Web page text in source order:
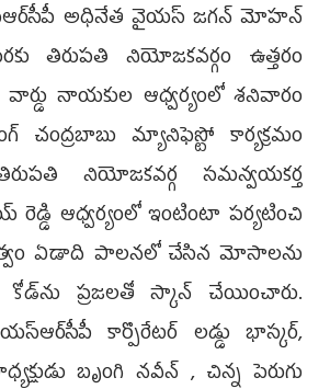
అధినేత వైయ‌స్ జ‌గ‌న్ మోహ‌న్
తిరుపతి నియోజకవర్గం ఉత్తరం
నాయకుల ఆధ్వర్యంలో శ‌నివారం
చంద్రబాబు మ్యానిఫెస్టో కార్యక్రమం
నియోజకవర్గ సమన్వయకర్త
ఆధ్వ‌ర్యంలో ఇంటింటా ప‌ర్య‌టించి
ఏడాది పాల‌న‌లో చేసిన మోసాల‌ను
కోడ్‌ను ప్ర‌జ‌ల‌తో స్కాన్ చేయించారు.
కార్పొరేటర్ లడ్డు భాస్కర్,
బృంగి నవీన్ , చిన్న పెరుగు